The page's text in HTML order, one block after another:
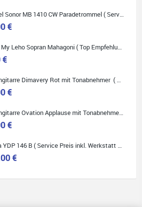
Trommel Sonor MB 1410 CW Paradetrommel ( Service Preis inkl. Werkstatt Service )
€
Ukulele My Leho Sopran Mahagoni ( Top Empfehlung ! )
€
Westerngitarre Dimavery Rot mit Tonabnehmer ( Service Preis inkl. Werkstatt Service )
€
Westerngitarre Ovation Applause mit Tonabnehmer ( Service Preis inkl. Werkstatt Service )
€
Yamaha YDP 146 B ( Service Preis inkl. Werkstatt Service )
€